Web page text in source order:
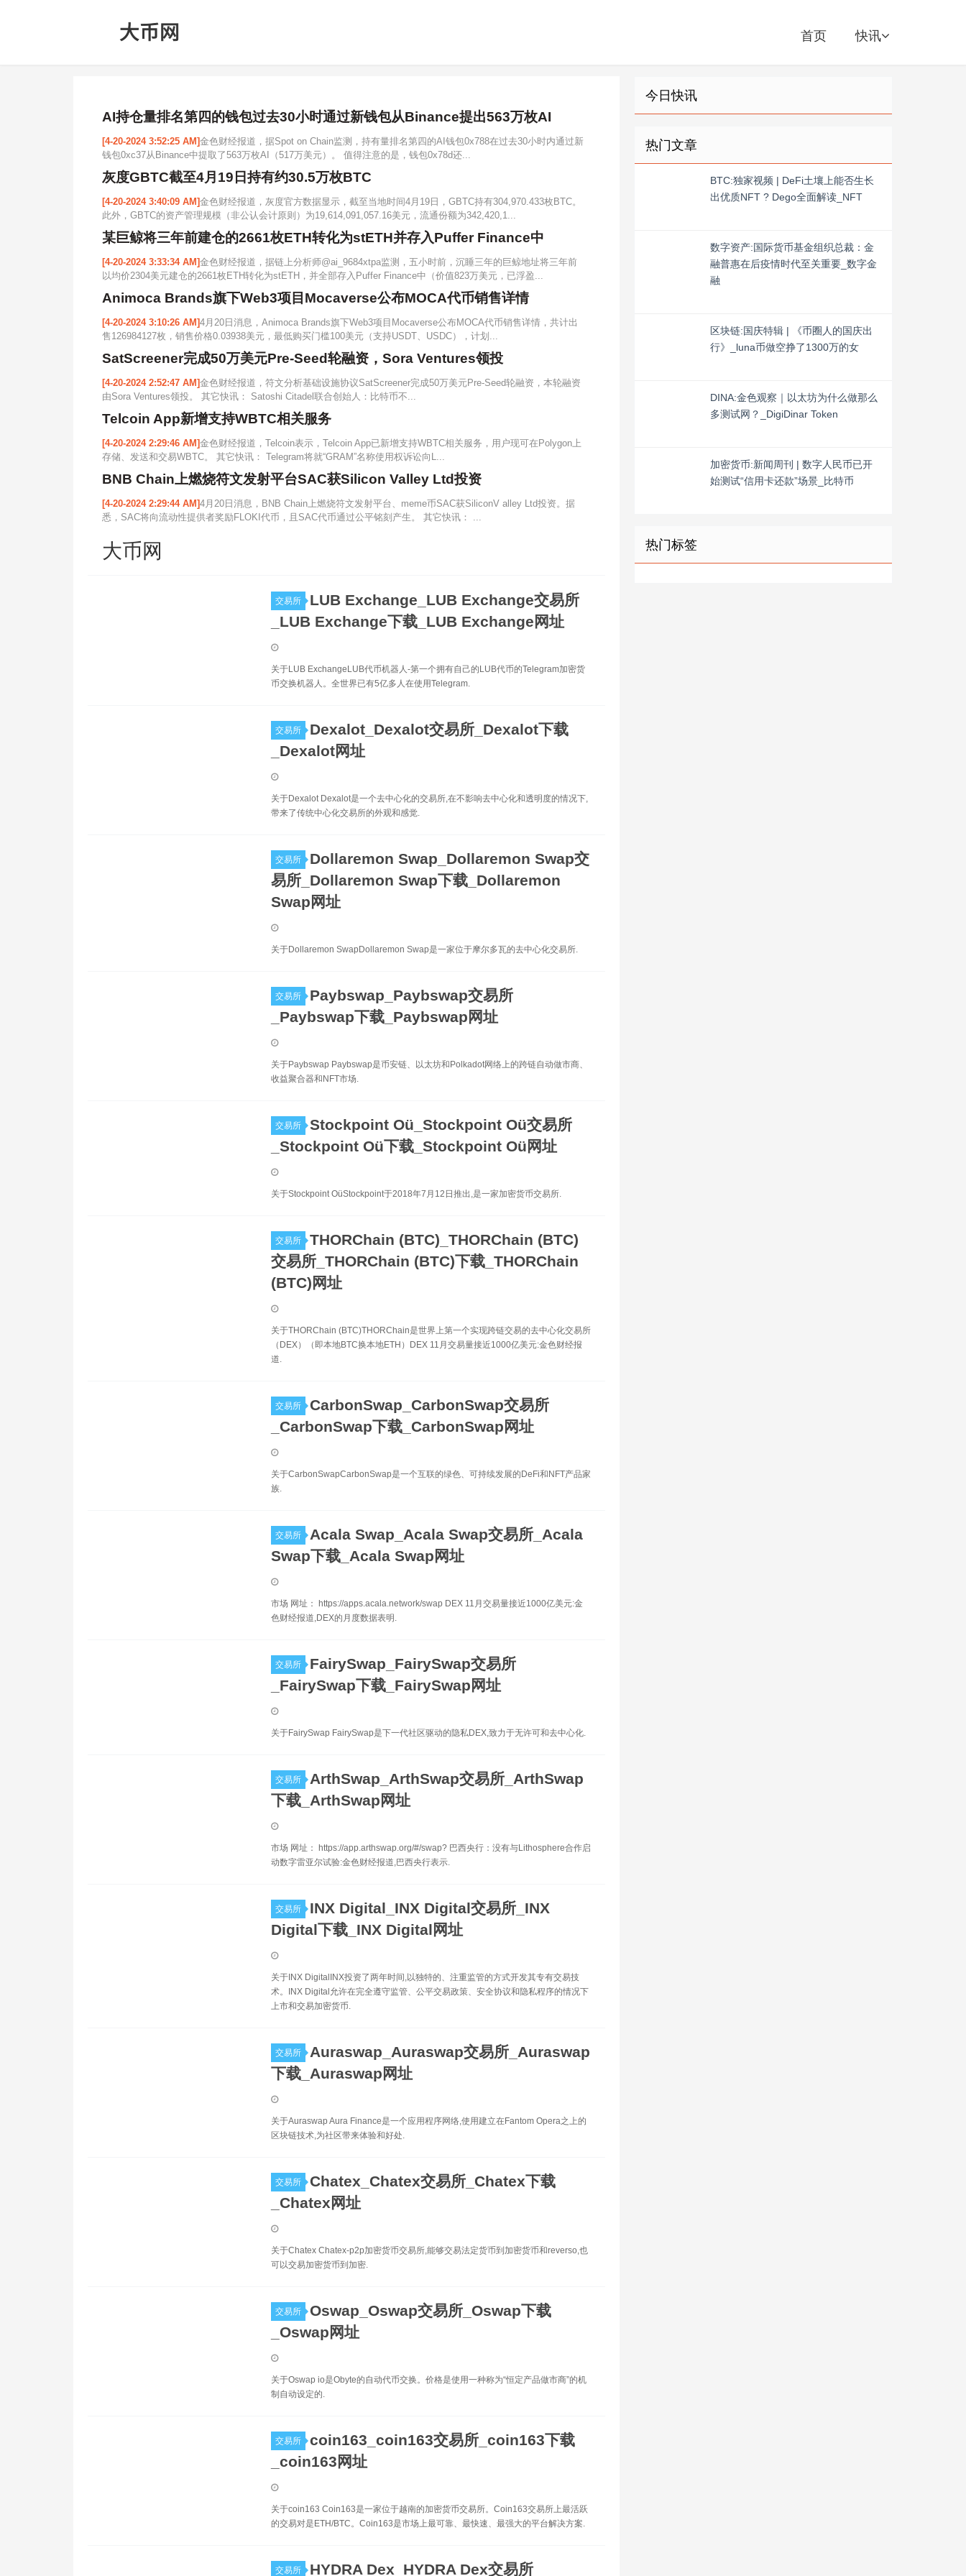
首页 快讯
AI持仓量排名第四的钱包过去30小时通过新钱包从Binance提出563万枚AI
[4-20-2024 3:52:25 AM]金色财经报道，据Spot on Chain监测，持有量排名第四的AI钱包0x788在过去30小时内通过新
钱包0xc37从Binance中提取了563万枚AI（517万美元）。 值得注意的是，钱包0x78d还...
灰度GBTC截至4月19日持有约30.5万枚BTC
[4-20-2024 3:40:09 AM]金色财经报道，灰度官方数据显示，截至当地时间4月19日，GBTC持有304,970.433枚BTC。
此外，GBTC的资产管理规模（非公认会计原则）为19,614,091,057.16美元，流通份额为342,420,1...
某巨鲸将三年前建仓的2661枚ETH转化为stETH并存入Puffer Finance中
[4-20-2024 3:33:34 AM]金色财经报道，据链上分析师@ai_9684xtpa监测，五小时前，沉睡三年的巨鲸地址将三年前
以均价2304美元建仓的2661枚ETH转化为stETH，并全部存入Puffer Finance中（价值823万美元，已浮盈...
Animoca Brands旗下Web3项目Mocaverse公布MOCA代币销售详情
[4-20-2024 3:10:26 AM]4月20日消息，Animoca Brands旗下Web3项目Mocaverse公布MOCA代币销售详情，共计出
售126984127枚，销售价格0.03938美元，最低购买门槛100美元（支持USDT、USDC），计划...
SatScreener完成50万美元Pre-Seed轮融资，Sora Ventures领投
[4-20-2024 2:52:47 AM]金色财经报道，符文分析基础设施协议SatScreener完成50万美元Pre-Seed轮融资，本轮融资
由Sora Ventures领投。 其它快讯： Satoshi Citadel联合创始人：比特币不...
Telcoin App新增支持WBTC相关服务
[4-20-2024 2:29:46 AM]金色财经报道，Telcoin表示，Telcoin App已新增支持WBTC相关服务，用户现可在Polygon上
存储、发送和交易WBTC。 其它快讯： Telegram将就“GRAM”名称使用权诉讼向L...
BNB Chain上燃烧符文发射平台SAC获Silicon Valley Ltd投资
[4-20-2024 2:29:44 AM]4月20日消息，BNB Chain上燃烧符文发射平台、meme币SAC获SiliconV alley Ltd投资。据
悉，SAC将向流动性提供者奖励FLOKI代币，且SAC代币通过公平铭刻产生。 其它快讯： ...
大币网
交易所
LUB Exchange_LUB Exchange交易所
_LUB Exchange下载_LUB Exchange网址
关于LUB ExchangeLUB代币机器人-第一个拥有自己的LUB代币的Telegram加密货
币交换机器人。全世界已有5亿多人在使用Telegram.
交易所
Dexalot_Dexalot交易所_Dexalot下载
_Dexalot网址
关于Dexalot Dexalot是一个去中心化的交易所,在不影响去中心化和透明度的情况下,
带来了传统中心化交易所的外观和感觉.
交易所
Dollaremon Swap_Dollaremon Swap交
易所_Dollaremon Swap下载_Dollaremon
Swap网址
关于Dollaremon SwapDollaremon Swap是一家位于摩尔多瓦的去中心化交易所.
交易所
Paybswap_Paybswap交易所
_Paybswap下载_Paybswap网址
关于Paybswap Paybswap是币安链、以太坊和Polkadot网络上的跨链自动做市商、
收益聚合器和NFT市场.
交易所
Stockpoint Oü_Stockpoint Oü交易所
_Stockpoint Oü下载_Stockpoint Oü网址
关于Stockpoint OüStockpoint于2018年7月12日推出,是一家加密货币交易所.
交易所
THORChain (BTC)_THORChain (BTC)
交易所_THORChain (BTC)下载_THORChain
(BTC)网址
关于THORChain (BTC)THORChain是世界上第一个实现跨链交易的去中心化交易所
（DEX）（即本地BTC换本地ETH）DEX 11月交易量接近1000亿美元:金色财经报
道.
交易所
CarbonSwap_CarbonSwap交易所
_CarbonSwap下载_CarbonSwap网址
关于CarbonSwapCarbonSwap是一个互联的绿色、可持续发展的DeFi和NFT产品家
族.
交易所
Acala Swap_Acala Swap交易所_Acala
Swap下载_Acala Swap网址
市场 网址： https://apps.acala.network/swap DEX 11月交易量接近1000亿美元:金
色财经报道,DEX的月度数据表明.
交易所
FairySwap_FairySwap交易所
_FairySwap下载_FairySwap网址
关于FairySwap FairySwap是下一代社区驱动的隐私DEX,致力于无许可和去中心化.
交易所
ArthSwap_ArthSwap交易所_ArthSwap
下载_ArthSwap网址
市场 网址： https://app.arthswap.org/#/swap? 巴西央行：没有与Lithosphere合作启
动数字雷亚尔试验:金色财经报道,巴西央行表示.
交易所
INX Digital_INX Digital交易所_INX
Digital下载_INX Digital网址
关于INX DigitalINX投资了两年时间,以独特的、注重监管的方式开发其专有交易技
术。INX Digital允许在完全遵守监管、公平交易政策、安全协议和隐私程序的情况下
上市和交易加密货币.
交易所
Auraswap_Auraswap交易所_Auraswap
下载_Auraswap网址
关于Auraswap Aura Finance是一个应用程序网络,使用建立在Fantom Opera之上的
区块链技术,为社区带来体验和好处.
交易所
Chatex_Chatex交易所_Chatex下载
_Chatex网址
关于Chatex Chatex-p2p加密货币交易所,能够交易法定货币到加密货币和reverso,也
可以交易加密货币到加密.
交易所
Oswap_Oswap交易所_Oswap下载
_Oswap网址
关于Oswap io是Obyte的自动代币交换。价格是使用一种称为“恒定产品做市商”的机
制自动设定的.
交易所
coin163_coin163交易所_coin163下载
_coin163网址
关于coin163 Coin163是一家位于越南的加密货币交易所。Coin163交易所上最活跃
的交易对是ETH/BTC。Coin163是市场上最可靠、最快速、最强大的平台解决方案.
交易所 HYDRA Dex_HYDRA Dex交易所
今日快讯
热门文章
BTC:独家视频 | DeFi土壤上能否生长
出优质NFT ? Dego全面解读_NFT
数字资产:国际货币基金组织总裁：金
融普惠在后疫情时代至关重要_数字金
融
区块链:国庆特辑 | 《币圈人的国庆出
行》_luna币做空挣了1300万的女
DINA:金色观察｜以太坊为什么做那么
多测试网？_DigiDinar Token
加密货币:新闻周刊 | 数字人民币已开
始测试“信用卡还款”场景_比特币
热门标签